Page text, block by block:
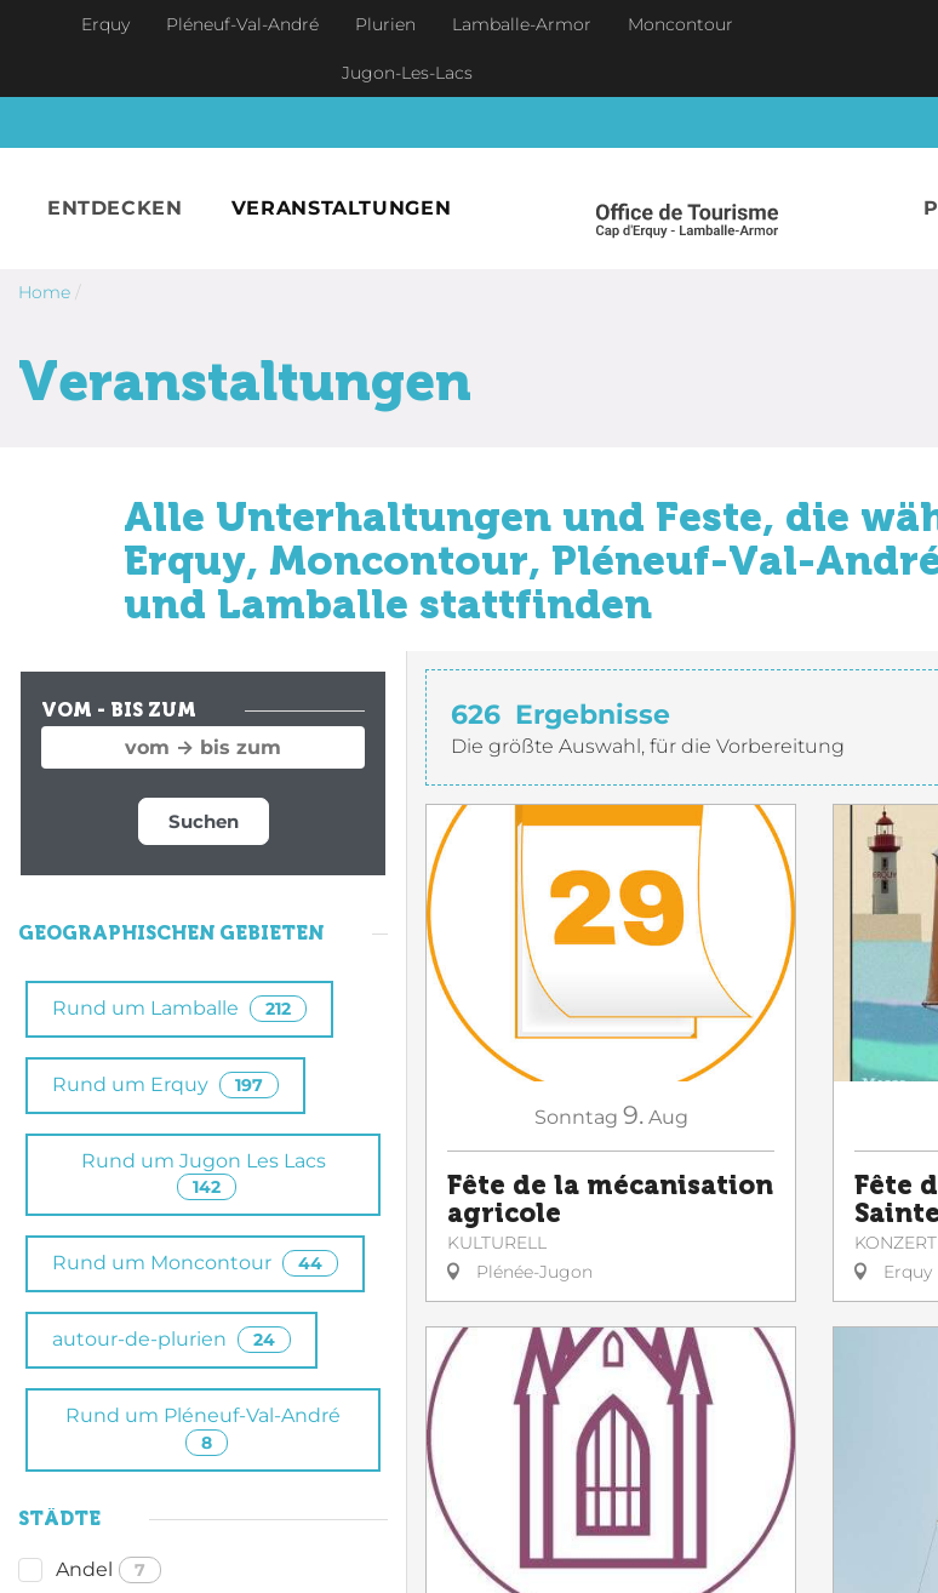
Skip to main content
Erquy Pléneuf-Val-André Plurien Lamballe-Armor Moncontour
Jugon-Les-Lacs
ENTDECKEN VERANSTALTUNGEN
Home /
Veranstaltungen
Alle Unterhaltungen und Feste, die
Erquy, Moncontour, Pléneuf-Val-
und Lamballe stattfinden
VOM - BIS ZUM
Suchen
GEOGRAPHISCHEN GEBIETEN
Rund um Lamballe 212
Rund um Erquy 197
Rund um Jugon Les Lacs
142
Rund um Moncontour 44
autour-de-plurien 24
Rund um Pléneuf-Val-André
8
STÄDTE
Andel 7
626 Ergebnisse
Die größte Auswahl, für die Vorbereitung
Sonntag 9. Aug
Fête de la mécanisation
agricole
KULTURELL
Plénée-Jugon
Fête
KONZERT
Erquy